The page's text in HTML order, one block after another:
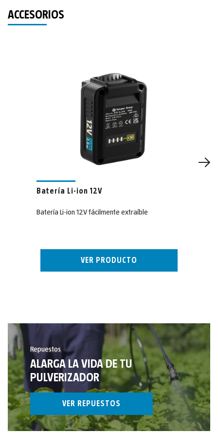
ACCESORIOS
Batería Li-ion 12V
Batería Li-ion 12V fácilmente extraíble
VER PRODUCTO
Repuestos
ALARGA LA VIDA DE TU
PULVERIZADOR
VER REPUESTOS